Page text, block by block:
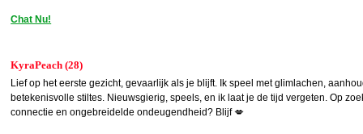
Chat Nu!
KyraPeach (28)
Lief op het eerste gezicht, gevaarlijk als je blijft. Ik speel met glimlachen,
betekenisvolle stiltes. Nieuwsgierig, speels, en ik laat je de tijd vergeten. Op
connectie en ongebreidelde ondeugendheid? Blijf 💋